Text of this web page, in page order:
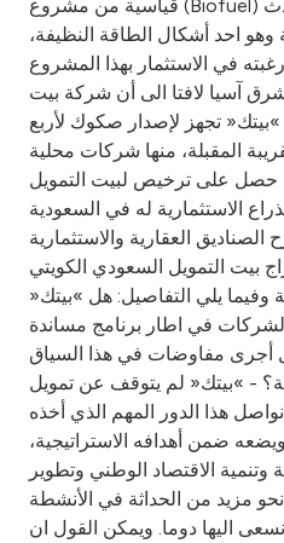
قياسية من مشروع (Biofuel) الوقود الحيوي وهو احدث
احد أشكال الطاقة النظيفة،
في الاستثمار بهذا المشروع
آسيا لافتا الى أن شركة بيت
»بيتك« تجهز لإصدار صكوك لأربع
المقبلة، منها شركات محلية
حصل على ترخيص لبيت التمويل
الاستثمارية له في السعودية
الصناديق العقارية والاستثمارية
بيت التمويل السعودي الكويتي
وفيما يلي التفاصيل: هل »بيتك«
في اطار برنامج مساندة
أجرى مفاوضات في هذا السياق
- »بيتك« لم يتوقف عن تمويل
هذا الدور المهم الذي أخذه
ضمن أهدافه الاستراتيجية،
الاقتصاد الوطني وتطوير
مزيد من الحداثة في الأنشطة
اليها دوما. ويمكن القول ان